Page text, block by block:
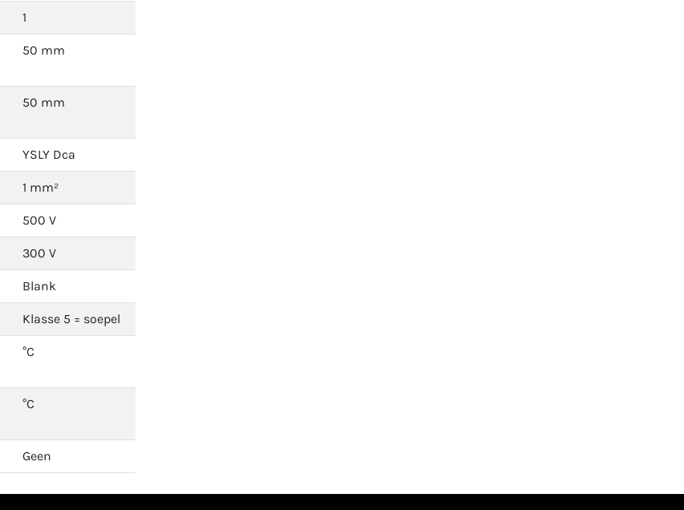
1
50 mm
50 mm
YSLY Dca
1 mm²
500 V
300 V
Blank
Klasse 5 = soepel
°C
°C
Geen